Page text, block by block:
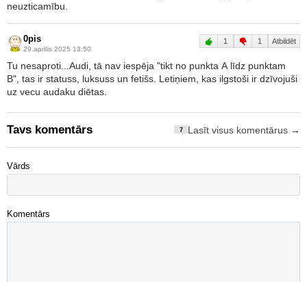
neuzticamību.
0pis
29.aprīlis 2025 13:50
1 1 Atbildēt
Tu nesaproti...Audi, tā nav iespēja "tikt no punkta A līdz punktam
B", tas ir statuss, luksuss un fetišs. Letiņiem, kas ilgstoši ir dzīvojuši
uz vecu audaku diētas.
Tavs komentārs 7 Lasīt visus komentārus →
Vārds
Komentārs